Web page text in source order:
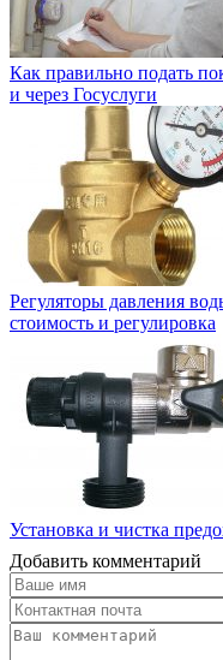
Как правильно подать
и через Госуслуги
Регуляторы давления
стоимость и регулировка
Установка и чистка
Добавить комментарий